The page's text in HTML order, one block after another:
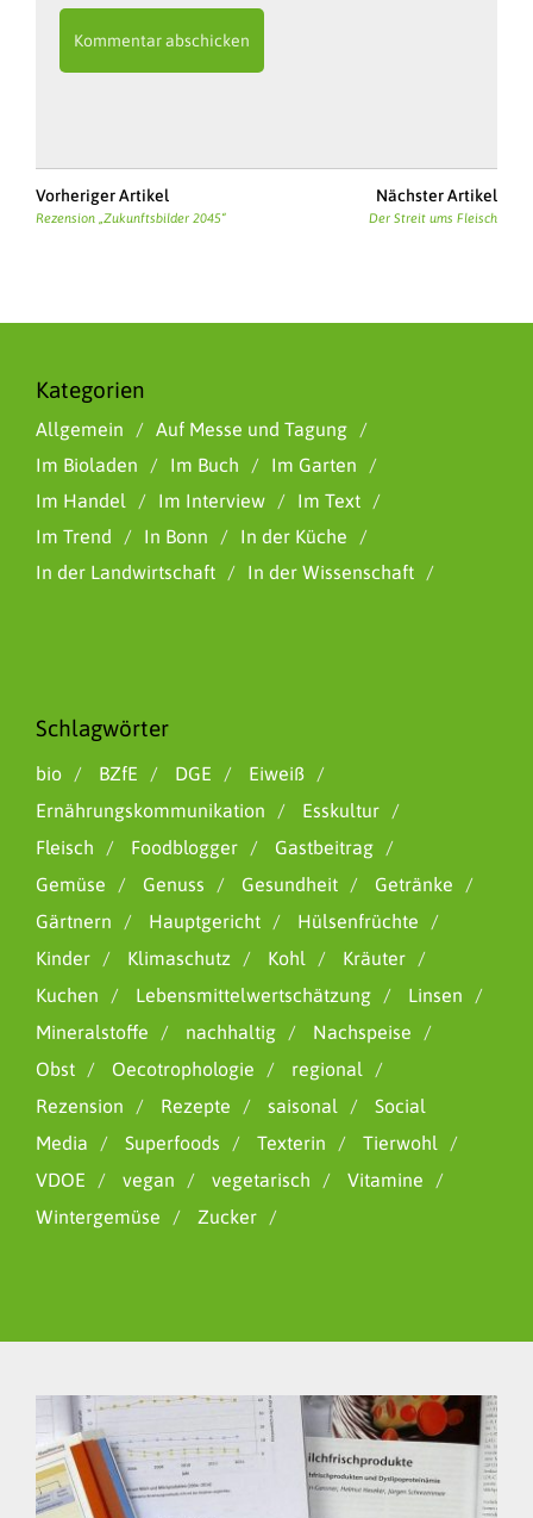
Vorheriger Artikel
Rezension „Zukunftsbilder 2045“
Nächster Artikel
Der Streit ums Fleisch
Kategorien
Allgemein
Auf Messe und Tagung
Im Bioladen
Im Buch
Im Garten
Im Handel
Im Interview
Im Text
Im Trend
In Bonn
In der Küche
In der Landwirtschaft
In der Wissenschaft
Schlagwörter
bio BZfE DGE
Eiweiß
Ernährungskommunikation
Esskultur
Fleisch
Foodblogger
Gastbeitrag
Gemüse
Genuss Gesundheit
Getränke
Gärtnern
Hauptgericht
Hülsenfrüchte
Kinder
Klimaschutz Kohl
Kräuter
Kuchen
Lebensmittelwertschätzung
Linsen
Mineralstoffe
nachhaltig
Nachspeise
Obst
Oecotrophologie
regional
Rezension
Rezepte saisonal
Social
Media
Superfoods Texterin
Tierwohl
VDOE
vegan vegetarisch
Vitamine
Wintergemüse
Zucker